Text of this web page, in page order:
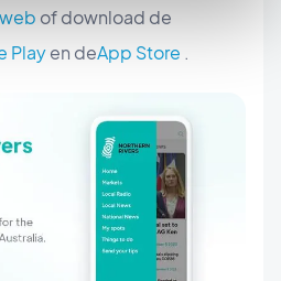
web of download de
Playen deApp Store .